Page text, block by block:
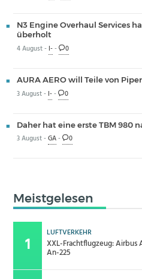
N3 Engine Overhaul Services
überholt
4 August - I-- 0
AURA AERO will Teile von
3 August - I-- 0
Daher hat eine erste TBM 980
3 August -GA- 0
Meistgelesen
LUFTVERKEHR
XXL-Frachtflugzeug: Airbus
An-225